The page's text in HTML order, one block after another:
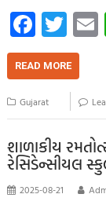
Fa
ce
b
o
o
k
T
wi
tt
er
READ MORE
Gujarat
શાળાકીય
રેસિડેન્સીયલ
2025-08-21